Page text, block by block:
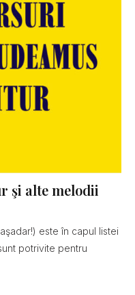
şi alte melodii
este în capul listei
potrivite pentru